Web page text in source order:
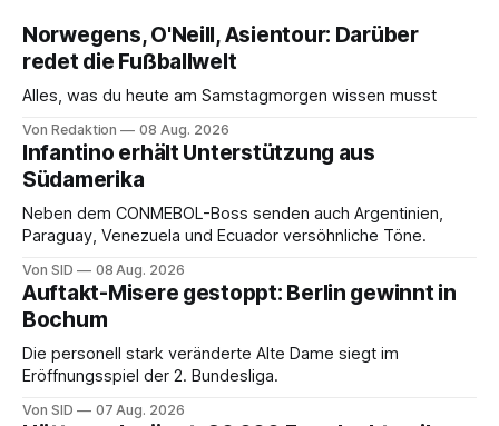
Norwegens, O'Neill, Asientour: Darüber
redet die Fußballwelt
Alles, was du heute am Samstagmorgen wissen musst
Von Redaktion 08 Aug. 2026
Infantino erhält Unterstützung aus
Südamerika
Neben dem CONMEBOL-Boss senden auch Argentinien,
Paraguay, Venezuela und Ecuador versöhnliche Töne.
Von SID 08 Aug. 2026
Auftakt-Misere gestoppt: Berlin gewinnt in
Bochum
Die personell stark veränderte Alte Dame siegt im
Eröffnungsspiel der 2. Bundesliga.
Von SID 07 Aug. 2026